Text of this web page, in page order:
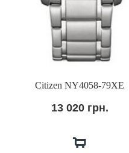
Citizen NY4058-79XE
13 020 грн.